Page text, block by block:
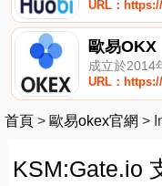
URL：
歐易OKX
成立於2014
URL：
首頁 > 歐易okex官網 >
KSM:Gate.io